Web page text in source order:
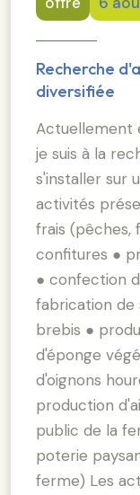
Recherche
diversifiée
Actuellement
je suis à la
s'installer sur
activités
frais (pêches,
confitures ●
● confection
fabrication de
brebis ●
d'éponge
d'oignons
production
public de la
poterie
ferme) Les